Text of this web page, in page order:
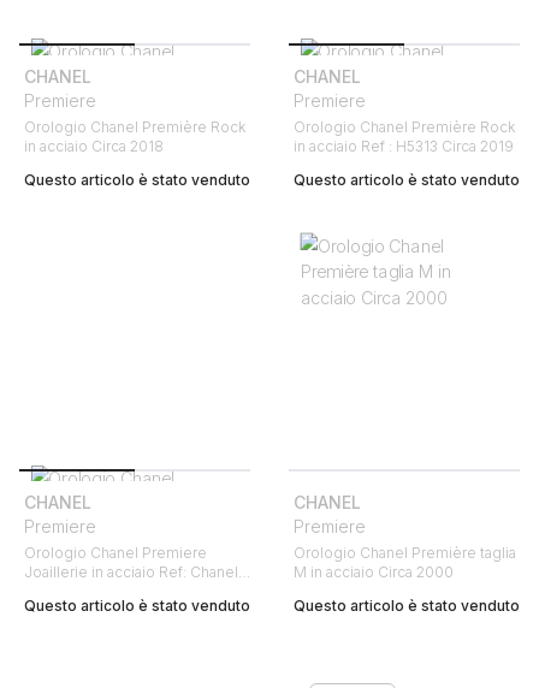
CHANEL
Premiere
Orologio Chanel Première Rock
in acciaio Circa 2018
Questo articolo è stato venduto
CHANEL
Premiere
Orologio Chanel Première Rock
in acciaio Ref : H5313 Circa 2019
Questo articolo è stato venduto
CHANEL
Premiere
Orologio Chanel Premiere
Joaillerie in acciaio Ref: Chanel -
Questo articolo è stato venduto
CHANEL
Premiere
Orologio Chanel Première taglia
M in acciaio Circa 2000
Questo articolo è stato venduto